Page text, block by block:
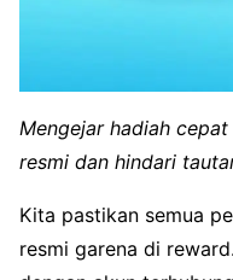
Mengejar hadiah
resmi dan hindari
Kita pastikan semua
resmi garena di